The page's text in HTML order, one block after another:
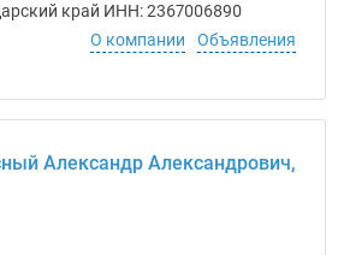
край ИНН: 2367006890
О компании
Объявления
Александр Александрович,